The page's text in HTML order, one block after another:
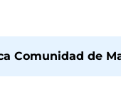
Comunidad de